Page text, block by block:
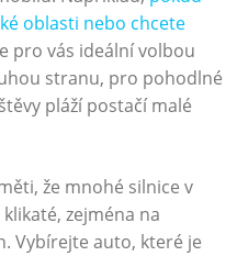
oblasti nebo chcete
pro vás ideální volbou
stranu, pro pohodlné
pláží postačí malé
že mnohé silnice v
zejména na
Vybírejte auto, které je